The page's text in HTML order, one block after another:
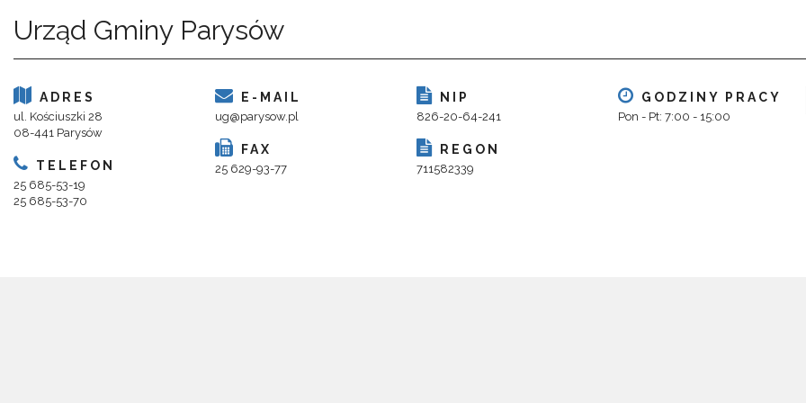
Urząd Gminy Parysów
ADRES
ul. Kościuszki 28
08-441 Parysów
TELEFON
25 685-53-19
25 685-53-70
E-MAIL
ug@parysow.pl
FAX
25 629-93-77
NIP
826-20-64-241
REGON
711582339
GODZINY PRACY
Pon - Pt: 7:00 - 15:00